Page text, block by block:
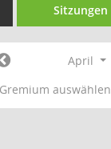
Sitzungen
April
Gremium auswählen